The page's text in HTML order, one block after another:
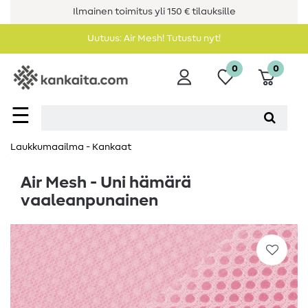
Ilmainen toimitus yli 150 € tilauksille
Uutuus: Air Mesh! Tutustu nyt!
☰
0 0
Laukkumaailma - Kankaat
Air Mesh - Uni hämärä
vaaleanpunainen